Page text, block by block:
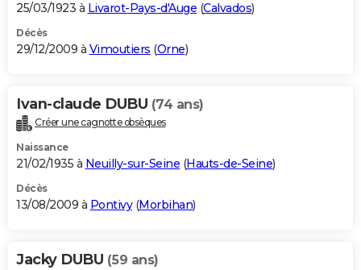
25/03/1923 à Livarot-Pays-d'Auge (Calvados)
Décès
29/12/2009 à Vimoutiers (Orne)
Ivan-claude DUBU (74 ans)
Créer une cagnotte obsèques
Naissance
21/02/1935 à Neuilly-sur-Seine (Hauts-de-Seine)
Décès
13/08/2009 à Pontivy(Morbihan)
Jacky DUBU (59 ans)